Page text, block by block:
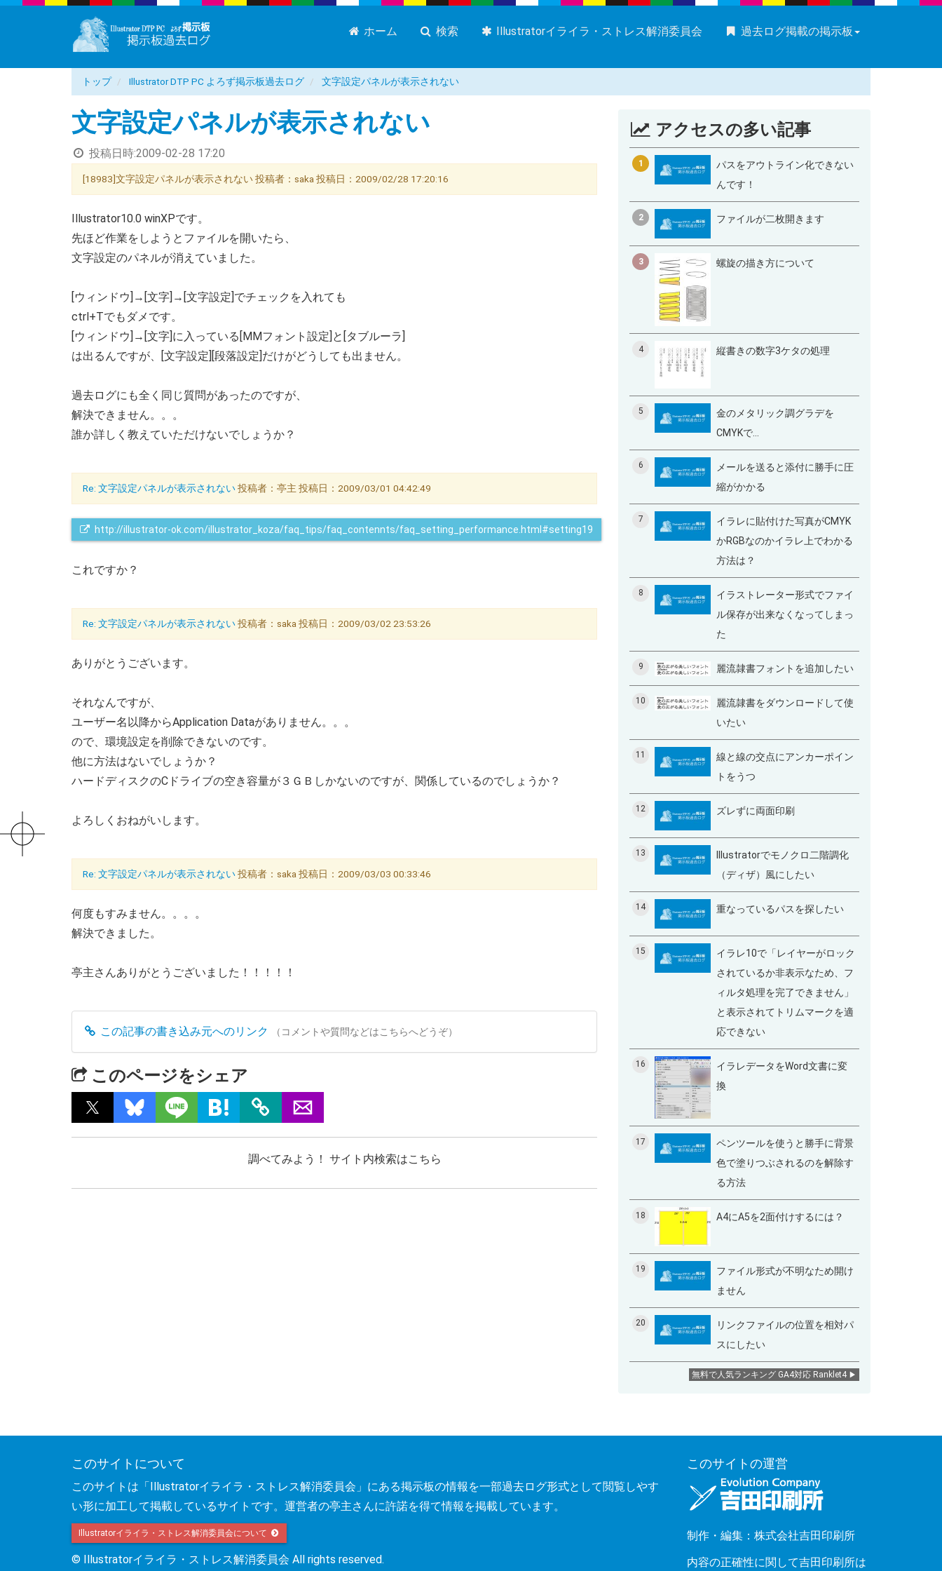
ホーム 検索 Illustratorイライラ・ストレス解消委員会 過去ログ掲載の掲示板
トップ Illustrator DTP PC よろず掲示板過去ログ 文字設定パネルが表示されない
文字設定パネルが表示されない
投稿日時:2009-02-28 17:20
[18983]文字設定パネルが表示されない 投稿者：saka 投稿日：2009/02/28 17:20:16
Illustrator10.0 winXPです。
先ほど作業をしようとファイルを開いたら、
文字設定のパネルが消えていました。
[ウィンドウ]→[文字]→[文字設定]でチェックを入れても
ctrl+Tでもダメです。
[ウィンドウ]→[文字]に入っている[MMフォント設定]と[タブルーラ]
は出るんですが、[文字設定][段落設定]だけがどうしても出ません。
過去ログにも全く同じ質問があったのですが、
解決できません。。。
誰か詳しく教えていただけないでしょうか？
Re: 文字設定パネルが表示されない投稿者：亭主 投稿日：2009/03/01 04:42:49
http://illustrator-ok.com/illustrator_koza/faq_tips/faq_contennts/faq_setting_performance.html#setting19
これですか？
Re: 文字設定パネルが表示されない投稿者：saka 投稿日：2009/03/02 23:53:26
ありがとうございます。
それなんですが、
ユーザー名以降からApplication Dataがありません。。。
ので、環境設定を削除できないのです。
他に方法はないでしょうか？
ハードディスクのCドライブの空き容量が３ＧＢしかないのですが、関係しているのでしょうか？
よろしくおねがいします。
Re: 文字設定パネルが表示されない投稿者：saka 投稿日：2009/03/03 00:33:46
何度もすみません。。。。
解決できました。
亭主さんありがとうございました！！！！！
この記事の書き込み元へのリンク （コメントや質問などはこちらへどうぞ）
このページをシェア
調べてみよう！ サイト内検索はこちら
アクセスの多い記事
1
パスをアウトライン化できない
んです！
2 ファイルが二枚開きます
3 螺旋の描き方について
4 縦書きの数字3ケタの処理
5
金のメタリック調グラデを
CMYKで...
6
メールを送ると添付に勝手に圧
縮がかかる
7
イラレに貼付けた写真がCMYK
かRGBなのかイラレ上でわかる
方法は？
8
イラストレーター形式でファイ
ル保存が出来なくなってしまっ
た
9 麗流隷書フォントを追加したい
10
麗流隷書をダウンロードして使
いたい
11
線と線の交点にアンカーポイン
トをうつ
12 ズレずに両面印刷
13
Illustratorでモノクロ二階調化
（ディザ）風にしたい
14 重なっているパスを探したい
15
イラレ10で「レイヤーがロック
されているか非表示なため、フ
ィルタ処理を完了できません」
と表示されてトリムマークを適
応できない
16
イラレデータをWord文書に変
換
17
ペンツールを使うと勝手に背景
色で塗りつぶされるのを解除す
る方法
18 A4にA5を2面付けするには？
19
ファイル形式が不明なため開け
ません
20
リンクファイルの位置を相対パ
スにしたい
無料で人気ランキング GA4対応 Ranklet4
このサイトについて
このサイトは「Illustratorイライラ・ストレス解消委員会」にある掲示板の情報を一部過去ログ形式として閲覧しやす
い形に加工して掲載しているサイトです。運営者の亭主さんに許諾を得て情報を掲載しています。
Illustratorイライラ・ストレス解消委員会について
© Illustratorイライラ・ストレス解消委員会 All rights reserved.
このサイトの運営
制作・編集：株式会社吉田印刷所
内容の正確性に関して吉田印刷所は